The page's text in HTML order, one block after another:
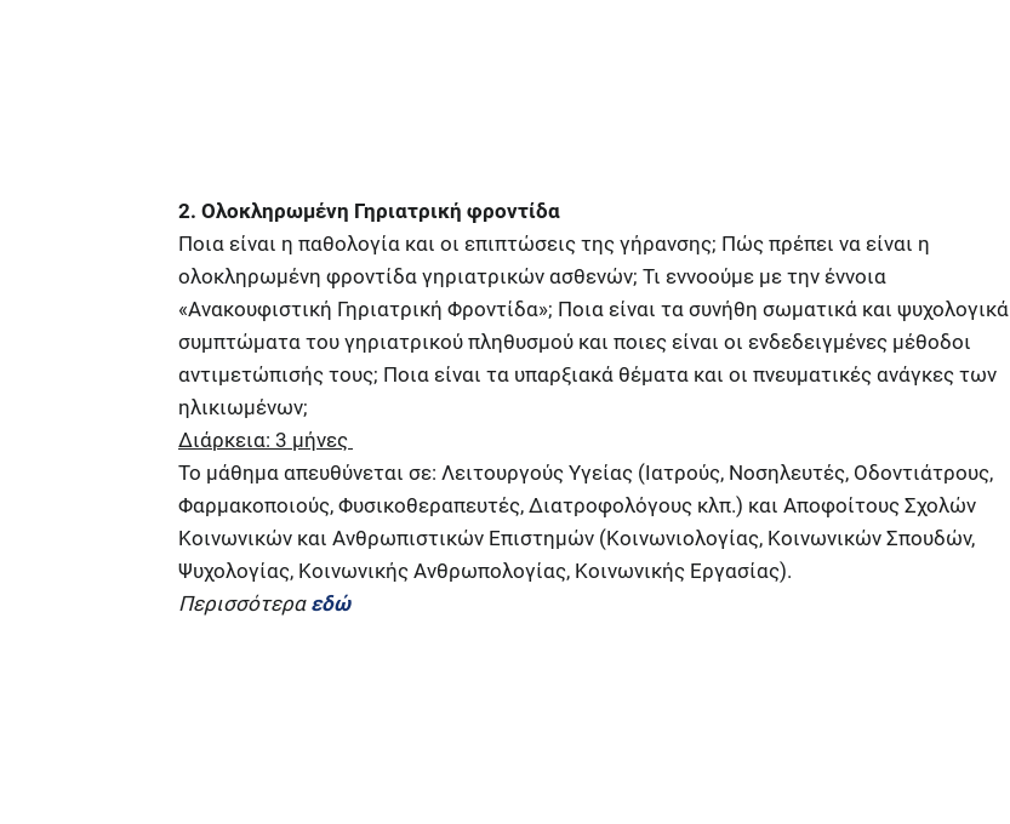
2. Ολοκληρωμένη Γηριατρική φροντίδα
Ποια είναι η παθολογία και οι επιπτώσεις της γήρανσης; Πώς πρέπει να είναι η
ολοκληρωμένη φροντίδα γηριατρικών ασθενών; Τι εννοούμε με την έννοια
«Ανακουφιστική Γηριατρική Φροντίδα»; Ποια είναι τα συνήθη σωματικά και ψυχολογικά
συμπτώματα του γηριατρικού πληθυσμού και ποιες είναι οι ενδεδειγμένες μέθοδοι
αντιμετώπισής τους; Ποια είναι τα υπαρξιακά θέματα και οι πνευματικές ανάγκες των
ηλικιωμένων;
Διάρκεια: 3 μήνες
Το μάθημα απευθύνεται σε: Λειτουργούς Υγείας (Ιατρούς, Νοσηλευτές, Οδοντιάτρους,
Φαρμακοποιούς, Φυσικοθεραπευτές, Διατροφολόγους κλπ.) και Αποφοίτους Σχολών
Κοινωνικών και Ανθρωπιστικών Επιστημών (Κοινωνιολογίας, Κοινωνικών Σπουδών,
Ψυχολογίας, Κοινωνικής Ανθρωπολογίας, Κοινωνικής Εργασίας).
Περισσότερα εδώ